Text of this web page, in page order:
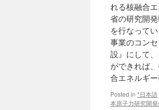
れる核融合
省の研究開
を行なって
事業のコン
設』にして
ができれば
合エネルギ
Posted in *日本語
本原子力研究開